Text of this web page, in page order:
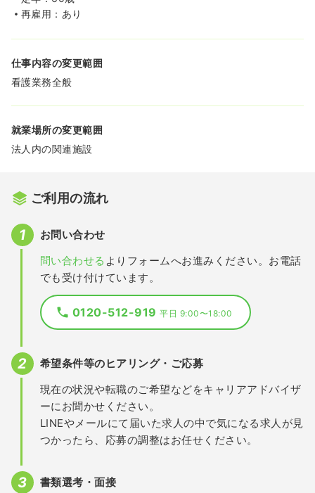
再雇用：あり
仕事内容の変更範囲
看護業務全般
就業場所の変更範囲
法人内の関連施設
ご利用の流れ
お問い合わせ
問い合わせる よりフォームへお進みください。お電話
でも受け付けています。
0120-512-919平日 9:00〜18:00
希望条件等のヒアリング・ご応募
現在の状況や転職のご希望などをキャリアアドバイザ
ーにお聞かせください。
LINEやメールにて届いた求人の中で気になる求人が見
つかったら、応募の調整はお任せください。
書類選考・面接